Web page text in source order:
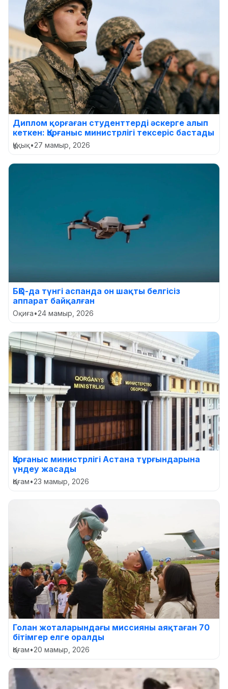
Диплом қорғаған студенттерді әскерге алып
кеткен: Қорғаныс министрлігі тексеріс бастады
Құқық•27 мамыр, 2026
БҚО-да түнгі аспанда он шақты белгісіз
аппарат байқалған
Оқиға•24 мамыр, 2026
Қорғаныс министрлігі Астана тұрғындарына
үндеу жасады
Қоғам•23 мамыр, 2026
Голан жоталарындағы миссияны аяқтаған 70
бітімгер елге оралды
Қоғам•20 мамыр, 2026